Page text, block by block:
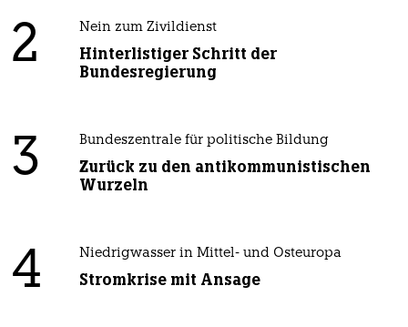
2 Nein zum Zivildienst
Hinterlistiger Schritt der
Bundesregierung
3 Bundeszentrale für politische Bildung
Zurück zu den antikommunistischen
Wurzeln
4 Niedrigwasser in Mittel- und Osteuropa
Stromkrise mit Ansage